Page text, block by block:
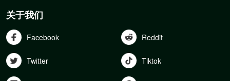
关于我们
Facebook Reddit
Twitter Tiktok